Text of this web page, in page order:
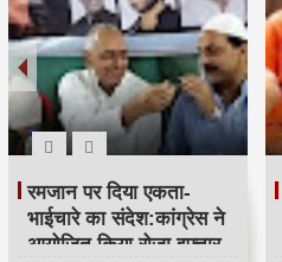
महाराष्ट्र कांग्रेस कार्याध्यक्ष व
पूर्व मंत्री चंद्रकांत हंडोरे का
सम्मान।